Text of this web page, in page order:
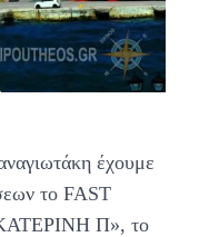
έχουμε
το FAST
Π», το